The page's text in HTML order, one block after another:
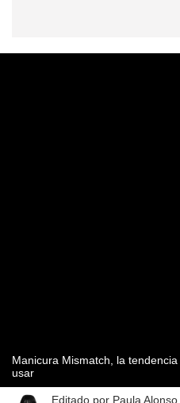
Manicura Mismatch, la
usar
Editado por Paula Alonso